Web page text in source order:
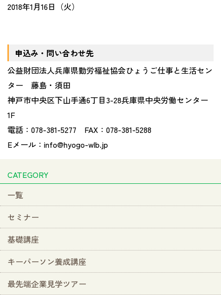
2018年1月16日（火）
申込み・問い合わせ先
公益財団法人兵庫県勤労福祉協会ひょうご仕事と生活セン
ター 藤島・須田
神戸市中央区下山手通6丁目3-28兵庫県中央労働センター
1F
電話： 078-381-5277 FAX ： 078-381-5288
Eメール： info@hyogo-wlb.jp
CATEGORY
一覧
セミナー
基礎講座
キーパーソン養成講座
最先端企業見学ツアー